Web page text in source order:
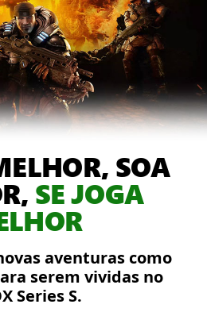
para
frente.
Atrás
dele,
Damon,
Dominic
e
lutam
contra
Locust
uma
cidade
em
SOA
SE JOGA
aventuras como
serem vividas no
Series S.